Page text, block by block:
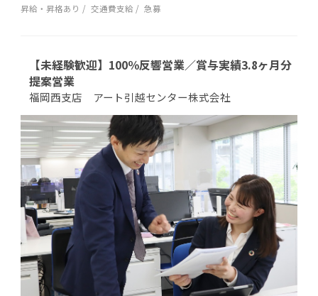
昇給・昇格あり 交通費支給 急募
【未経験歓迎】100％反響営業／賞与実績3.8ヶ月分
提案営業
福岡西支店 アート引越センター株式会社